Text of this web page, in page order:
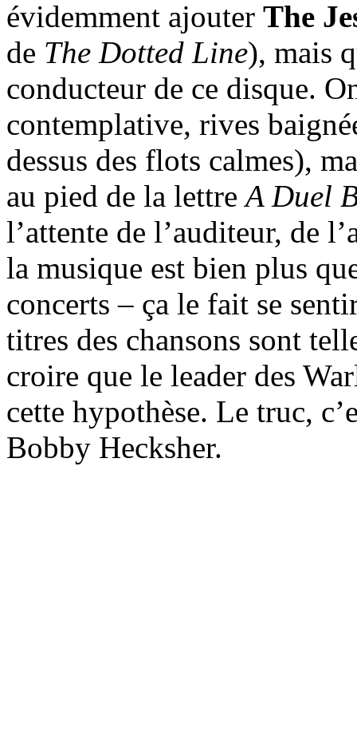
évidemment ajouter The
de The Dotted Line), mais
conducteur de ce disque.
contemplative, rives
dessus des flots calmes),
au pied de la lettre A Duel
l’attente de l’auditeur, de
la musique est bien plus
concerts – ça le fait se
titres des chansons sont
croire que le leader des
cette hypothèse. Le truc,
Bobby Hecksher.